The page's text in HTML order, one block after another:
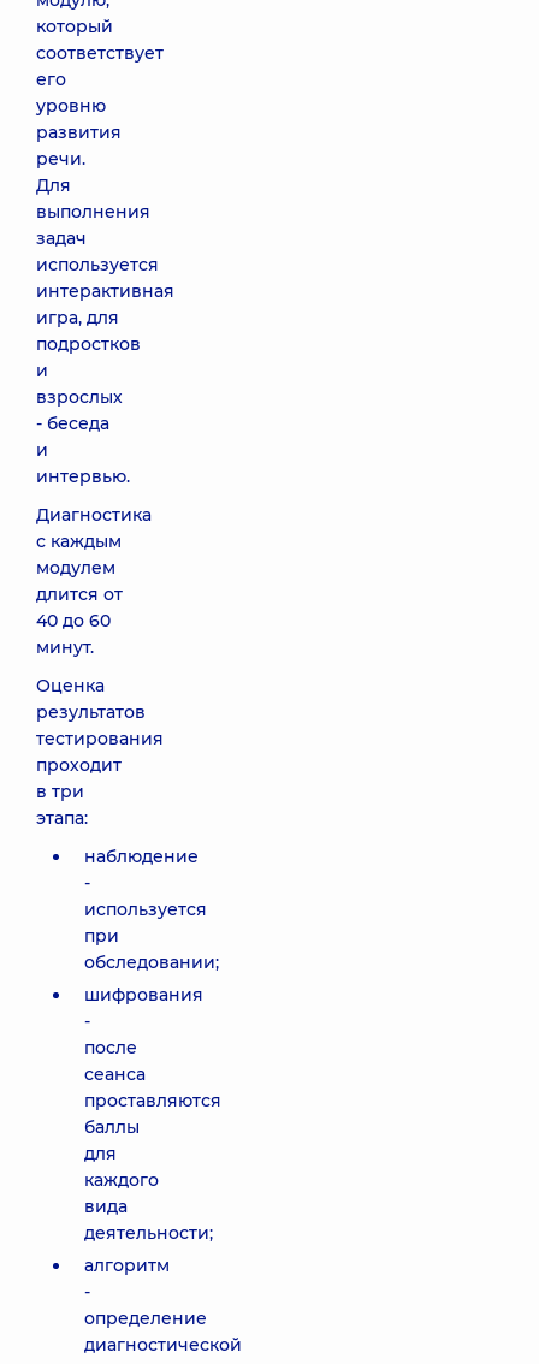
который
соответствует
его
уровню
развития
речи.
Для
выполнения
задач
используется
интерактивная
игра, для
подростков
и
взрослых
- беседа
и
интервью.
Диагностика
с каждым
модулем
длится от
40 до 60
минут.
Оценка
результатов
тестирования
проходит
в три
этапа:
наблюдение
-
используется
при
обследовании;
шифрования
-
после
сеанса
проставляются
баллы
для
каждого
вида
деятельности;
алгоритм
-
определение
диагностической